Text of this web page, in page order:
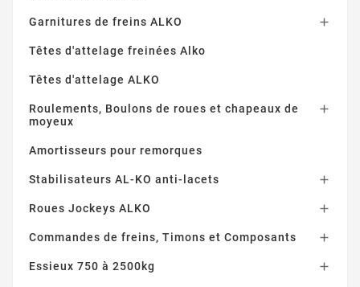
Garnitures de freins ALKO 
Têtes d'attelage freinées Alko
Têtes d'attelage ALKO
Roulements, Boulons de roues et chapeaux de
moyeux

Amortisseurs pour remorques
Stabilisateurs AL-KO anti-lacets 
Roues Jockeys ALKO 
Commandes de freins, Timons et Composants 
Essieux 750 à 2500kg 